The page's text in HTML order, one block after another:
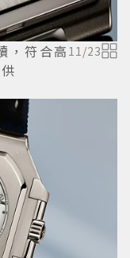
，符合高 11 /23